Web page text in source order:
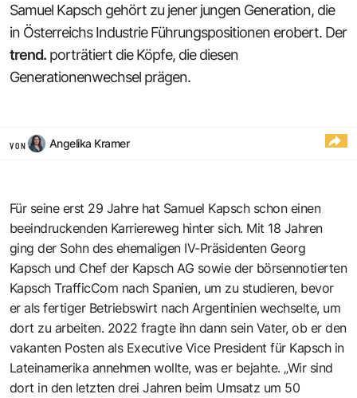
Samuel Kapsch gehört zu jener jungen Generation, die
in Österreichs Industrie Führungspositionen erobert. Der
trend. porträtiert die Köpfe, die diesen
Generationenwechsel prägen.
VON Angelika Kramer
Für seine erst 29 Jahre hat Samuel Kapsch schon einen
beeindruckenden Karriereweg hinter sich. Mit 18 Jahren
ging der Sohn des ehemaligen IV-Präsidenten Georg
Kapsch und Chef der Kapsch AG sowie der börsennotierten
Kapsch TrafficCom nach Spanien, um zu studieren, bevor
er als fertiger Betriebswirt nach Argentinien wechselte, um
dort zu arbeiten. 2022 fragte ihn dann sein Vater, ob er den
vakanten Posten als Executive Vice President für Kapsch in
Lateinamerika annehmen wollte, was er bejahte. „Wir sind
dort in den letzten drei Jahren beim Umsatz um 50